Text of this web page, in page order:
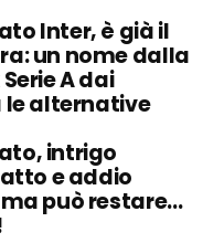
Inter, è già il
un nome dalla
A dai
le alternative
intrigo
e addio
ma può restare…